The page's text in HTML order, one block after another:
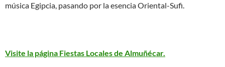
música Egipcia, pasando por la esencia Oriental-Sufi.
Visite la página Fiestas Locales de Almuñécar.